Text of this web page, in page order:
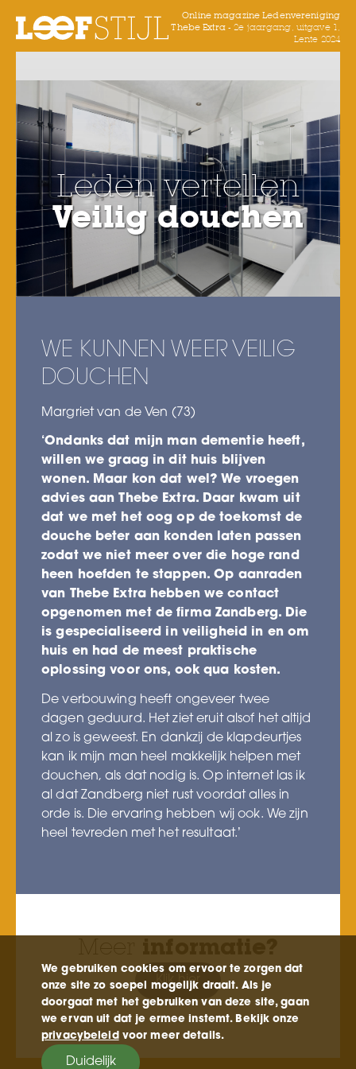
Online magazine Ledenvereniging
Thebe Extra -2e jaargang, uitgave 1,
Lente 2024
Leden vertellen
Veilig douchen
WE KUNNEN WEER VEILIG
DOUCHEN
Margriet van de Ven (73)
‘Ondanks dat mijn man dementie heeft,
willen we graag in dit huis blijven
wonen. Maar kon dat wel? We vroegen
advies aan Thebe Extra. Daar kwam uit
dat we met het oog op de toekomst de
douche beter aan konden laten passen
zodat we niet meer over die hoge rand
heen hoefden te stappen. Op aanraden
van Thebe Extra hebben we contact
opgenomen met de firma Zandberg. Die
is gespecialiseerd in veiligheid in en om
huis en had de meest praktische
oplossing voor ons, ook qua kosten.
De verbouwing heeft ongeveer twee
dagen geduurd. Het ziet eruit alsof het altijd
al zo is geweest. En dankzij de klapdeurtjes
kan ik mijn man heel makkelijk helpen met
douchen, als dat nodig is. Op internet las ik
al dat Zandberg niet rust voordat alles in
orde is. Die ervaring hebben wij ook. We zijn
heel tevreden met het resultaat.’
Klik hier
We gebruiken cookies om ervoor te zorgen dat
onze site zo soepel mogelijk draait. Als je
doorgaat met het gebruiken van deze site, gaan
we ervan uit dat je ermee instemt. Bekijk onze
privacybeleid voor meer details.
Duidelijk